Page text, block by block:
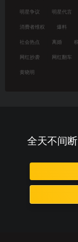
明星争议 明星代言
消费者维权 爆料
社会热点 离婚
网红抄袭 网红翻车
黄晓明
全天不间